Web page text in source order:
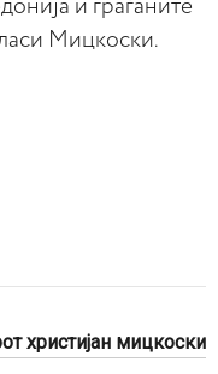
и граѓаните
Мицкоски.
христијан мицкоски